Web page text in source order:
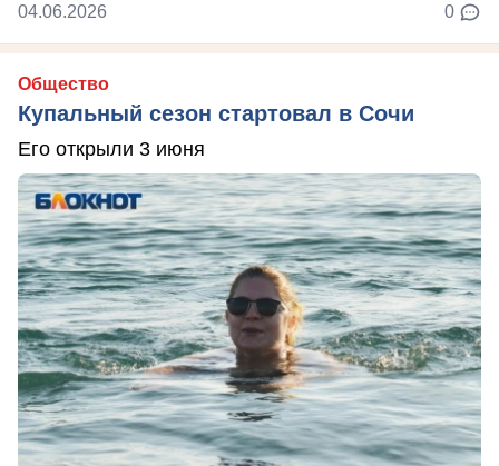
04.06.2026 0
Общество
Купальный сезон стартовал в Сочи
Его открыли 3 июня